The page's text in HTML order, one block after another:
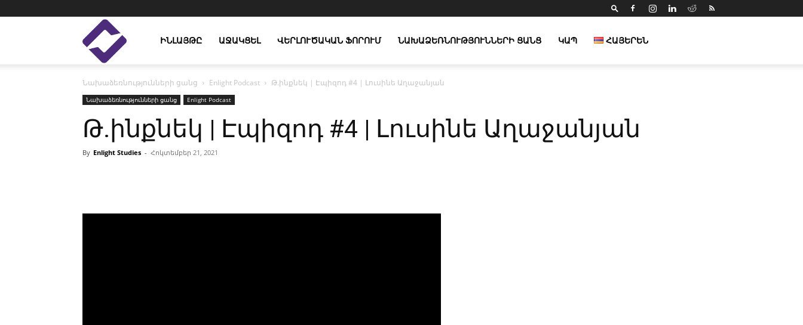
Enlight
Studies
ԻՆԼԱՅԹԸ ԱՋԱԿՑԵԼ ՎԵՐԼՈՒԾԱԿԱՆ ՖՈՐՈՒՄ ՆԱԽԱՁԵՌՆՈՒԹՅՈՒՆՆԵՐԻ ՑԱՆՑ ԿԱՊ ՀԱՅԵՐԵՆ
Նախաձեռնությունների ցանց Enlight Podcast Թ.ինքնեկ | Էպիզոդ #4 | Լուսինե Աղաջանյան
Նախաձեռնությունների ցանց Enlight Podcast
Թ.ինքնեկ | Էպիզոդ #4 | Լուսինե Աղաջանյան
By Enlight Studies - Հոկտեմբեր 21, 2021